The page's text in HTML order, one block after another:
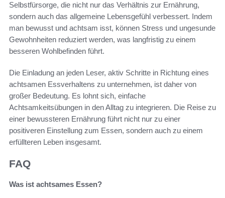
Selbstfürsorge, die nicht nur das Verhältnis zur Ernährung,
sondern auch das allgemeine Lebensgefühl verbessert. Indem
man bewusst und achtsam isst, können Stress und ungesunde
Gewohnheiten reduziert werden, was langfristig zu einem
besseren Wohlbefinden führt.
Die Einladung an jeden Leser, aktiv Schritte in Richtung eines
achtsamen Essverhaltens zu unternehmen, ist daher von
großer Bedeutung. Es lohnt sich, einfache
Achtsamkeitsübungen in den Alltag zu integrieren. Die Reise zu
einer bewussteren Ernährung führt nicht nur zu einer
positiveren Einstellung zum Essen, sondern auch zu einem
erfüllteren Leben insgesamt.
FAQ
Was ist achtsames Essen?